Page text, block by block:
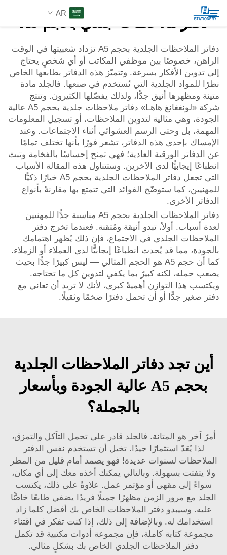
AR
المنتجات
عن الشركة
حلول مخصصة
الموارد
اتصل بنا
بحث
دفتر ملاحظات جلدي بحجم A5
دفاتر الملاحظات الجلدية بحجم A5 تزداد شعبيتها في الوقت
الراهن، خصوصًا بين موظفي المكاتب أو أي شخصٍ يحتاج
إلى تدوين الأفكار بسرعة. وتتميّز هذه الدفاتر بطابعها الخاص
نظرًا للمواد الجلدية التي تُستخدم في صنعها. فالجلد مادة
متينة ومظهرها أنيق جدًّا، ولذلك يفضّلها الكثيرون. وتنتج
شركة «لونغغانغ هاهـا» دفاتر ملاحظات جلدية بحجم A5 عالية
الجودة، وهي مثالية لتدوين الملاحظات، أو تسجيل المعلومات
المهمة، بل وحتى الرسم العشوائي أثناء الاجتماعات. وعند
الإمساك بإحدى هذه الدفاتر، تشعر فورًا بأنها تختلف تمامًا
عن الدفاتر الورقية العادية؛ فهي تمنح إحساسًا بالفخامة وتبث
انطباعًا إيجابيًّا لدى الآخرين. وستتناول هذه المقالة الأسباب
التي تجعل دفاتر الملاحظات الجلدية بحجم A5 خيارًا ذكيًّا
للمهنيين، كما ستوضّح الفوائد التي تتمتع بها مقارنةً بأنواع
الدفاتر الأخرى.
دفاتر الملاحظات الجلدية بحجم A5 مناسبة جدًّا للمهنيين
لعدة أسباب. أولاً، تبدو أنيقة ومُتقنة. فعندما تخرج دفتر
الملاحظات الجلدي في الاجتماع، فإن ذلك يُظهر اهتمامك
بالجودة، مما قد يُحدث انطباعًا إيجابيًّا لدى العملاء أو الزملاء.
كما أن حجم A5 هو الحجم المثالي — ليس كبيرًا جدًّا بحيث
يصعب حمله، لكنه كبيرٌ بما يكفي لتدوين كل ما تحتاجه.
ويكتسب هذا التوازن أهميةً كبرى، لأنك لا تريد أن تعاني مع
دفتر صغير جدًّا أو أن تحمل دفترًا ضخمًا وثقيلًا.
أين تجد دفاتر الملاحظات الجلدية
بحجم A5 عالية الجودة وبأسعار
بالجملة؟
أمرٌ آخر هو المتانة. فالجلد قادر على تحمل التآكل والتمزق،
لذا يُعَدّ استثمارًا جيدًا. تخيل أن تستخدم نفس الدفتر
الملاحظات لسنوات عديدة! فهو يصمد أمام قليل من المطر
ولا يتفتت بسهولة. وبالتالي يمكنك أخذه معك إلى أي مكان،
سواءً إلى مقهى أو مؤتمر عمل. علاوةً على ذلك، يكتسب
الجلد مع مرور الزمن مظهرًا جميلًا فريدًا يضفي طابعًا خاصًّا
عليه. وسيبدو دفتر الملاحظات الخاص بك أفضل كلما زاد
استخدامك له. وبالإضافة إلى ذلك، إذا كنت تفكر في اقتناء
مجموعة كتابة كاملة، فإن مجموعة أدوات مكتبية قد تكمل
دفتر الملاحظات الجلدي الخاص بك بشكلٍ مثالي.